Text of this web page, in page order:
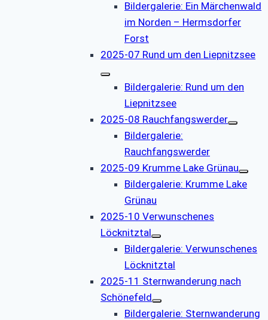
Bildergalerie: Ein Märchenwald
im Norden – Hermsdorfer
Forst
2025-07 Rund um den Liepnitzsee
Bildergalerie: Rund um den
Liepnitzsee
2025-08 Rauchfangswerder
Bildergalerie:
Rauchfangswerder
2025-09 Krumme Lake Grünau
Bildergalerie: Krumme Lake
Grünau
2025-10 Verwunschenes
Löcknitztal
Bildergalerie: Verwunschenes
Löcknitztal
2025-11 Sternwanderung nach
Schönefeld
Bildergalerie: Sternwanderung